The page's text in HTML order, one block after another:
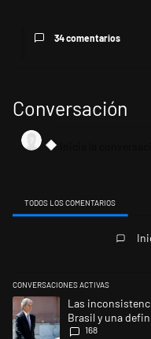
34 comentarios
Conversación
TODOS LOS COMENTARIOS
CONVERSACIONES ACTIVAS
Este listado muestra los
Un artículo de tendencia
Las
Brasil y una
concepto antiguo"
168